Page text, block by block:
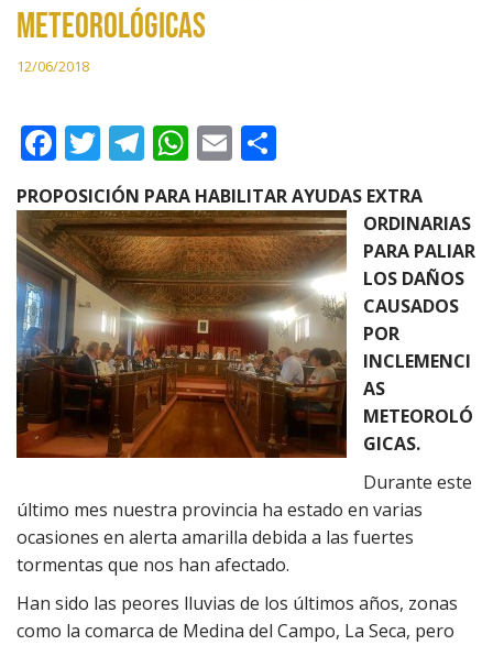
METEOROLÓGICAS
12/06/2018
F
ac
e
b
o
o
k
T
w
itt
er
T
el
e
gr
a
m
W
h
at
s
A
p
p
E
m
ai
l
o
m
p
ar
ti
r
PROPOSICIÓN PARA HABILITAR AYUDAS EXTRA
ORDINARIAS
PARA PALIAR
LOS DAÑOS
CAUSADOS
POR
INCLEMENCI
AS
METEOROLÓ
GICAS.
Durante este
último mes nuestra provincia ha estado en varias
ocasiones en alerta amarilla debida a las fuertes
tormentas que nos han afectado.
Han sido las peores lluvias de los últimos años, zonas
como la comarca de Medina del Campo, La Seca, pero